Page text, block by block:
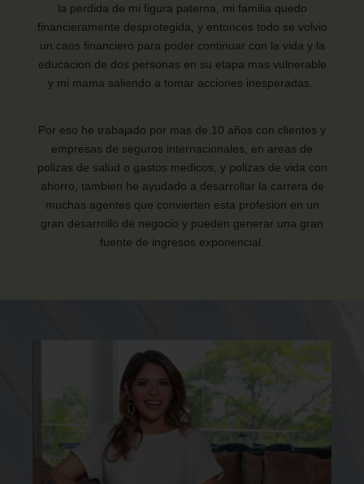
la perdida de mi figura paterna, mi familia quedo
financieramente desprotegida, y entonces todo se volvio
un caos financiero para poder continuar con la vida y la
educacion de dos personas en su etapa mas vulnerable
y mi mama saliendo a tomar acciones inesperadas.
Por eso he trabajado por mas de 10 años con clientes y
empresas de seguros internacionales, en areas de
polizas de salud o gastos medicos, y polizas de vida con
ahorro, tambien he ayudado a desarrollar la carrera de
muchas agentes que convierten esta profesion en un
gran desarrollo de negocio y pueden generar una gran
fuente de ingresos exponencial.